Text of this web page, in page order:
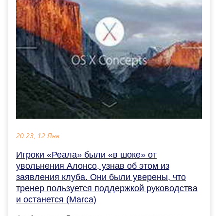
20:23, 12 Янв
Игроки «Реала» были «в шоке» от
увольнения Алонсо, узнав об этом из
заявления клуба. Они были уверены, что
тренер пользуется поддержкой руководства
и останется (Marca)